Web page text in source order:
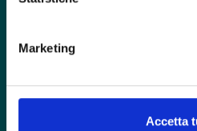
Marketing
Accetta
Chi siamo
Cosa facciamo